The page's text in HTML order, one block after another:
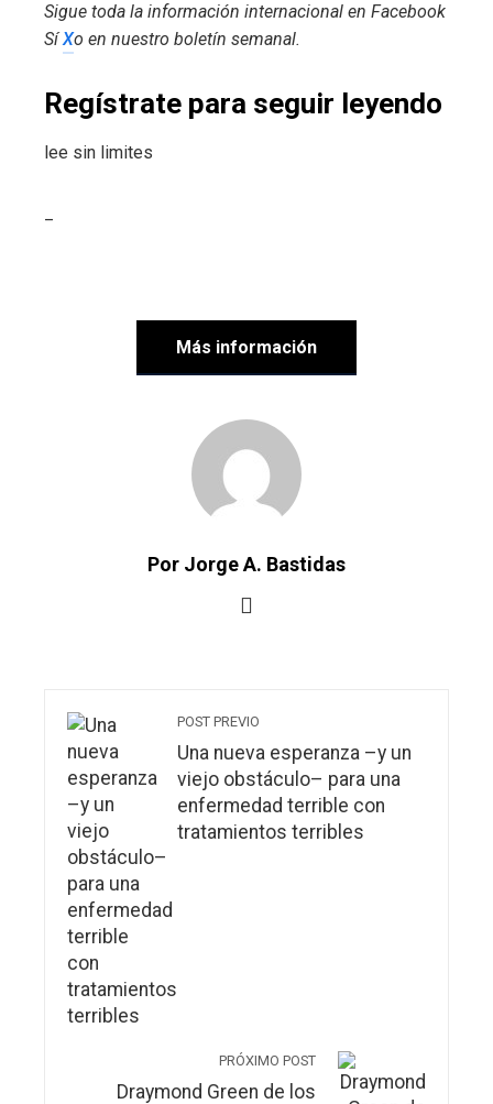
Sigue toda la información internacional en Facebook
SíXo en nuestro boletín semanal.
Regístrate para seguir leyendo
lee sin limites
Más información
Por Jorge A. Bastidas
POST PREVIO
Una nueva esperanza –y un
viejo obstáculo– para una
enfermedad terrible con
tratamientos terribles
PRÓXIMO POST
Draymond Green de los